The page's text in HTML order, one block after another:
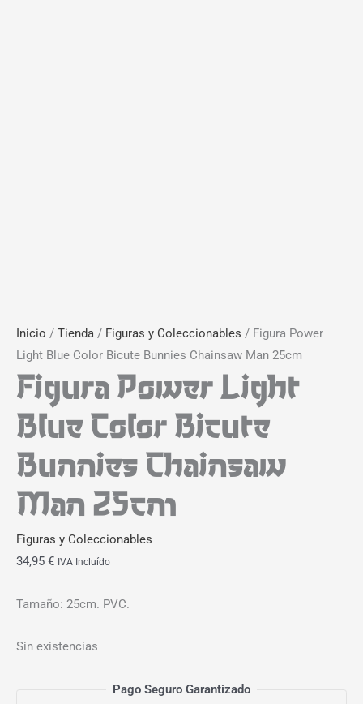
Inicio / Tienda / Figuras y Coleccionables / Figura Power
Light Blue Color Bicute Bunnies Chainsaw Man 25cm
Figura Power Light
Blue Color Bicute
Bunnies Chainsaw
Man 25cm
Figuras y Coleccionables
34,95 € IVA Incluído
Tamaño: 25cm. PVC.
Sin existencias
Pago Seguro Garantizado